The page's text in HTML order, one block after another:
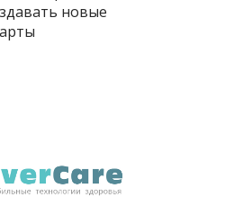
новые